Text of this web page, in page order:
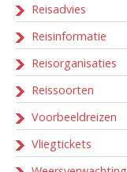
Reisadvies
Reisinformatie
Reisorganisaties
Reissoorten
Voorbeeldreizen
Vliegtickets